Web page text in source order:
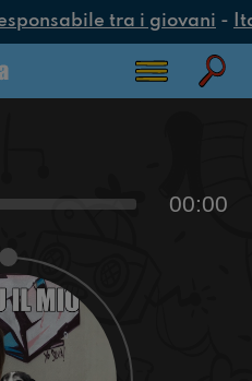
tra i giovani-
00:00